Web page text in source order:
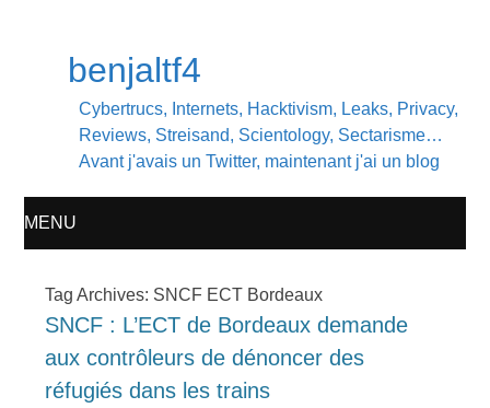
benjaltf4
Cybertrucs, Internets, Hacktivism, Leaks, Privacy,
Reviews, Streisand, Scientology, Sectarisme…
Avant j'avais un Twitter, maintenant j'ai un blog
MENU
TO
CONTENT
Tag Archives: SNCF ECT Bordeaux
SNCF : L’ECT de Bordeaux demande
aux contrôleurs de dénoncer des
réfugiés dans les trains